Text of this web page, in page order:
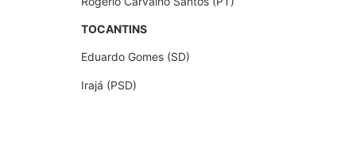
TOCANTINS
Eduardo Gomes (SD)
Irajá (PSD)